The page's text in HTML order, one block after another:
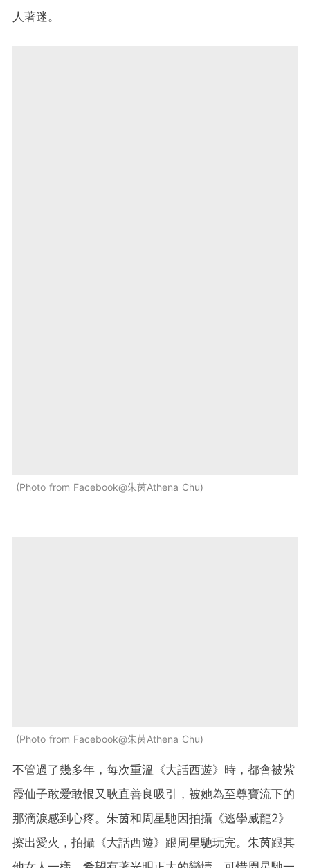
人著迷。
Photo from Facebook@朱茵Athena Chu
Photo from Facebook@朱茵Athena Chu
不管過了幾多年，每次重溫《大話西遊》時，都會被紫
霞仙子敢爱敢恨又耿直善良吸引，被她為至尊寶流下的
那滴淚感到心疼。朱茵和周星馳因拍攝《逃學威龍2》
擦出愛火，拍攝《大話西遊》跟周星馳玩完。朱茵跟其